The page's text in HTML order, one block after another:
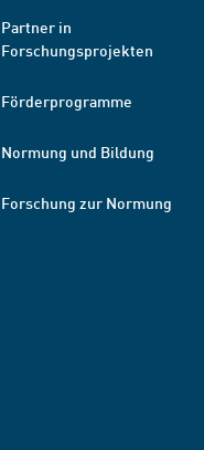
Partner in
Forschungsprojekten
Förderprogramme
Normung und Bildung
Forschung zur Normung